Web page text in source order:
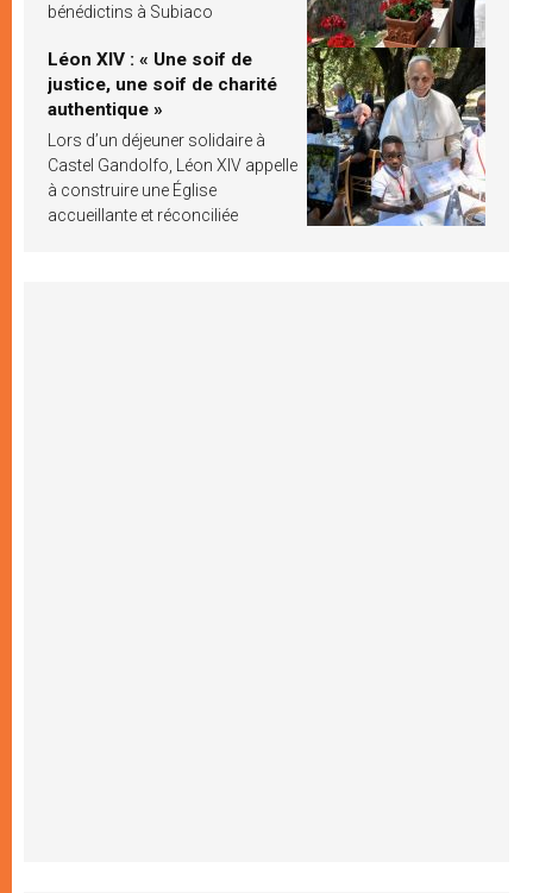
bénédictins à Subiaco
Léon XIV : « Une soif de
justice, une soif de charité
authentique »
Lors d’un déjeuner solidaire à
Castel Gandolfo, Léon XIV appelle
à construire une Église
accueillante et réconciliée